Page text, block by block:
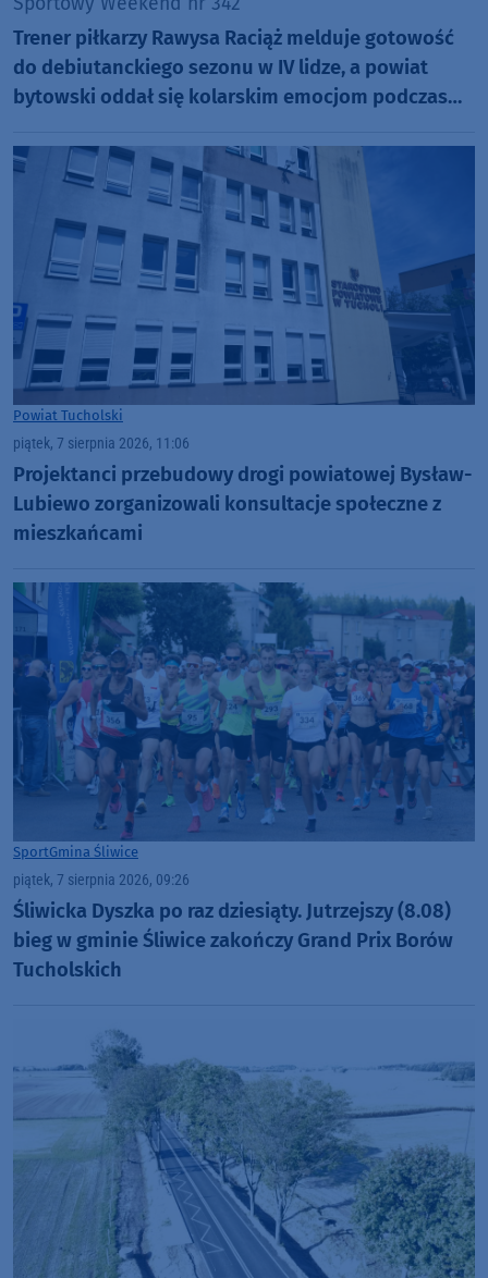
Trener piłkarzy Rawysa Raciąż melduje gotowość
do debiutanckiego sezonu w IV lidze, a powiat
bytowski oddał się kolarskim emocjom podczas
Powiat Tucholski
piątek, 7 sierpnia 2026, 11:06
Projektanci przebudowy drogi powiatowej Bysław-
Lubiewo zorganizowali konsultacje społeczne z
mieszkańcami
SportGmina Śliwice
piątek, 7 sierpnia 2026, 09:26
Śliwicka Dyszka po raz dziesiąty. Jutrzejszy (8.08)
bieg w gminie Śliwice zakończy Grand Prix Borów
Tucholskich